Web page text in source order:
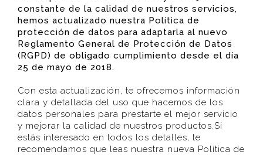
LONA
PVC
Y
TEXTIL
LONA PVC Y TEXTIL
constante de la calidad de nuestros servicios,
hemos actualizado nuestra Política de
protección de datos para adaptarla al nuevo
Reglamento General de Protección de Datos
(RGPD) de obligado cumplimiento desde el día
25 de mayo de 2018.
Con esta actualización, te ofrecemos información
clara y detallada del uso que hacemos de los
datos personales para prestarte el mejor servicio
y mejorar la calidad de nuestros productos.Si
estás interesado en todos los detalles, te
recomendamos que leas nuestra nueva Política de